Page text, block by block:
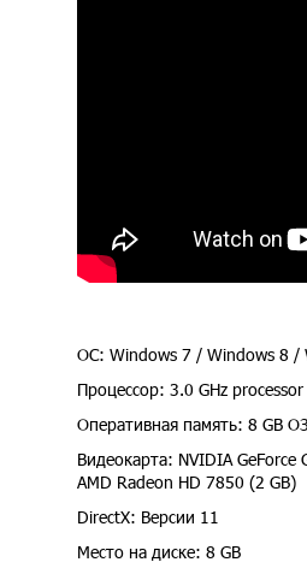
ОС: Windows 7 / Windows 8 /
Процессор: 3.0 GHz processor
Оперативная память: 8 GB
Видеокарта: NVIDIA GeForce
AMD Radeon HD 7850 (2 GB)
DirectX: Версии 11
Место на диске: 8 GB